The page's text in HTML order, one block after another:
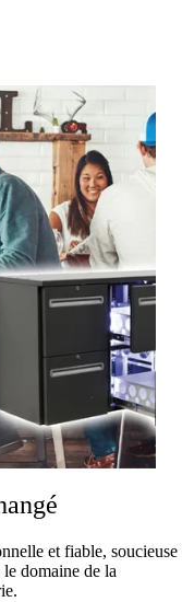
et fiable, soucieuse
domaine de la